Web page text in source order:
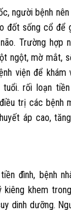
người bệnh
đốt sống cổ để
Trường hợp
ngột, mờ mắt,
viện để
rối loạn
trị các bệnh
áp cao,
đình, bệnh
kiêng khem
dinh dưỡng.